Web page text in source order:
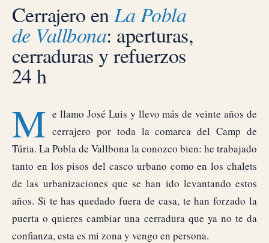
Cerrajero enLa Pobla
de Vallbona: aperturas,
cerraduras y refuerzos
24 h
M e llamo José Luis y llevo más de veinte años de
cerrajero por toda la comarca del Camp de
Túria. La Pobla de Vallbona la conozco bien: he trabajado
tanto en los pisos del casco urbano como en los chalets
de las urbanizaciones que se han ido levantando estos
años. Si te has quedado fuera de casa, te han forzado la
puerta o quieres cambiar una cerradura que ya no te da
confianza, esta es mi zona y vengo en persona.